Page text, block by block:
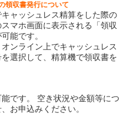
領収書発行について
ャッシュレス精算をした際の
マホ画面に表示される「領収
能です。
ンライン上でキャッシュレス
選択して、精算機で領収書を
です。 空き状況や金額等につ
お申込みください。